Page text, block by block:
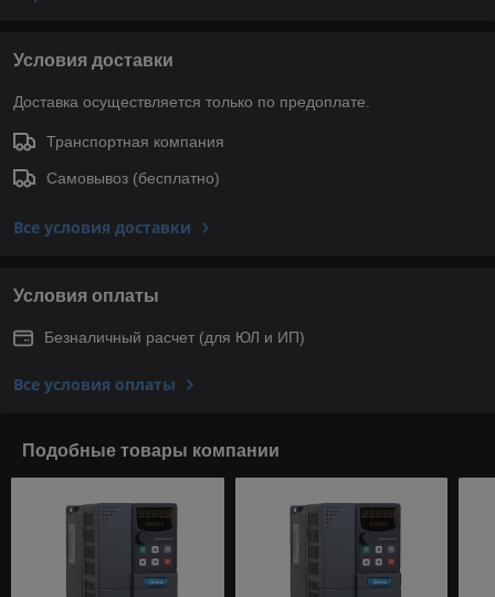
Условия доставки
Доставка осуществляется только по предоплате.
Транспортная компания
Самовывоз (бесплатно)
Все условия доставки
Условия оплаты
Безналичный расчет (для ЮЛ и ИП)
Все условия оплаты
Подобные товары компании